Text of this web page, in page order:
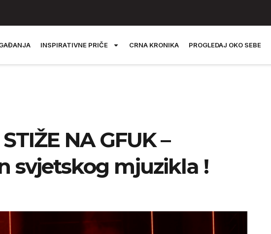
INSPIRATIVNE PRIČE CRNA KRONIKA PROGLEDAJ OKO SEBE
NA GFUK –
svjetskog mjuzikla !